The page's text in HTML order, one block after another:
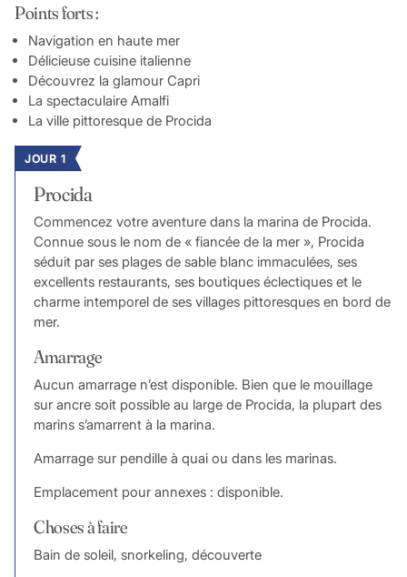
Points forts :
Navigation en haute mer
Délicieuse cuisine italienne
Découvrez la glamour Capri
La spectaculaire Amalfi
La ville pittoresque de Procida
JOUR 1
Procida
Commencez votre aventure dans la marina de Procida.
Connue sous le nom de « fiancée de la mer », Procida
séduit par ses plages de sable blanc immaculées, ses
excellents restaurants, ses boutiques éclectiques et le
charme intemporel de ses villages pittoresques en bord de
mer.
Amarrage
Aucun amarrage n’est disponible. Bien que le mouillage
sur ancre soit possible au large de Procida, la plupart des
marins s’amarrent à la marina.
Amarrage sur pendille à quai ou dans les marinas.
Emplacement pour annexes : disponible.
Choses à faire
Bain de soleil, snorkeling, découverte